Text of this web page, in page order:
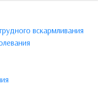
вскармливания